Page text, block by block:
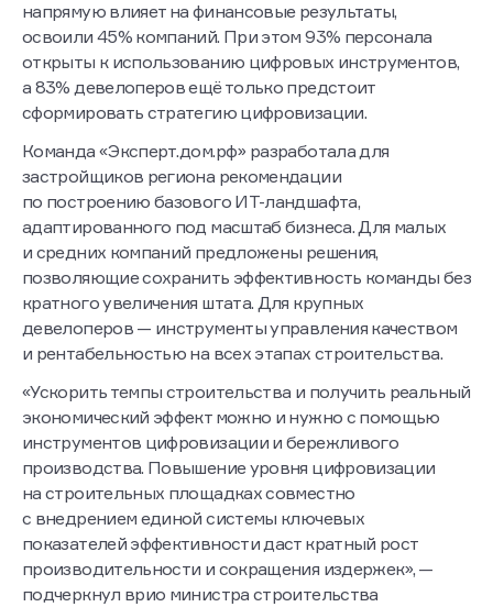
напрямую влияет на финансовые результаты,
освоили 45% компаний. При этом 93% персонала
открыты к использованию цифровых инструментов,
а 83% девелоперов ещё только предстоит
сформировать стратегию цифровизации.
Команда «Эксперт.дом.рф» разработала для
застройщиков региона рекомендации
по построению базового ИТ-ландшафта,
адаптированного под масштаб бизнеса. Для малых
и средних компаний предложены решения,
позволяющие сохранить эффективность команды без
кратного увеличения штата. Для крупных
девелоперов — инструменты управления качеством
и рентабельностью на всех этапах строительства.
«Ускорить темпы строительства и получить реальный
экономический эффект можно и нужно с помощью
инструментов цифровизации и бережливого
производства. Повышение уровня цифровизации
на строительных площадках совместно
с внедрением единой системы ключевых
показателей эффективности даст кратный рост
производительности и сокращения издержек», —
подчеркнул врио министра строительства